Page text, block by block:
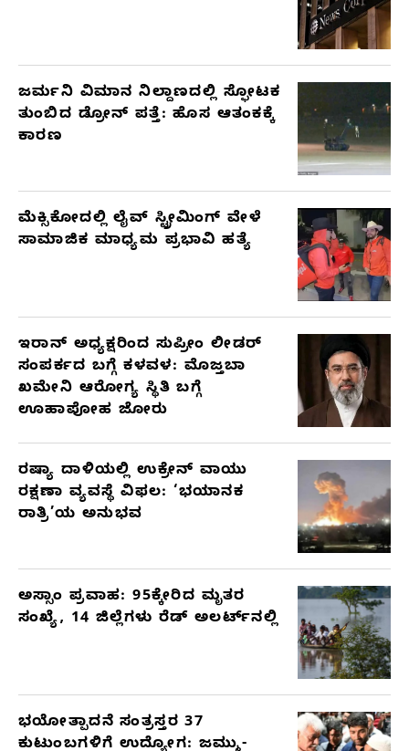
ಜರ್ಮನಿ ವಿಮಾನ ನಿಲ್ದಾಣದಲ್ಲಿ ಸ್ಫೋಟಕ
ತುಂಬಿದ ಡ್ರೋನ್ ಪತ್ತೆ: ಹೊಸ ಆತಂಕಕ್ಕೆ
ಕಾರಣ
ಮೆಕ್ಸಿಕೋದಲ್ಲಿ ಲೈವ್ ಸ್ಟ್ರೀಮಿಂಗ್ ವೇಳೆ
ಸಾಮಾಜಿಕ ಮಾಧ್ಯಮ ಪ್ರಭಾವಿ ಹತ್ಯೆ
ಇರಾನ್ ಅಧ್ಯಕ್ಷರಿಂದ ಸುಪ್ರೀಂ ಲೀಡರ್
ಸಂಪರ್ಕದ ಬಗ್ಗೆ ಕಳವಳ: ಮೊಜ್ತಬಾ
ಖಮೇನಿ ಆರೋಗ್ಯ ಸ್ಥಿತಿ ಬಗ್ಗೆ
ಊಹಾಪೋಹ ಜೋರು
ರಷ್ಯಾ ದಾಳಿಯಲ್ಲಿ ಉಕ್ರೇನ್ ವಾಯು
ರಕ್ಷಣಾ ವ್ಯವಸ್ಥೆ ವಿಫಲ: ‘ಭಯಾನಕ
ರಾತ್ರಿ’ಯ ಅನುಭವ
ಅಸ್ಸಾಂ ಪ್ರವಾಹ: 95ಕ್ಕೇರಿದ ಮೃತರ
ಸಂಖ್ಯೆ, 14 ಜಿಲ್ಲೆಗಳು ರೆಡ್ ಅಲರ್ಟ್‌ನಲ್ಲಿ
ಭಯೋತ್ಪಾದನೆ ಸಂತ್ರಸ್ತರ 37
ಕುಟುಂಬಗಳಿಗೆ ಉದ್ಯೋಗ: ಜಮ್ಮು-